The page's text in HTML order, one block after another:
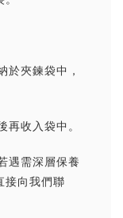
於夾鍊袋中，
收入袋中。
遇需深層保養
接向我們聯